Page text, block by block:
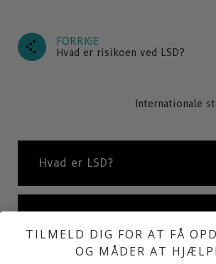
FORRIGE
Hvad er risikoen ved LSD?
Internationale
Hvad er LSD?
TILMELD DIG FOR AT FÅ
OG MÅDER AT